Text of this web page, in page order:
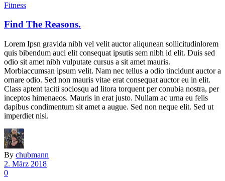
Fitness
Find The Reasons.
Lorem Ipsn gravida nibh vel velit auctor aliqunean sollicitudinlorem
quis bibendum auci elit consequat ipsutis sem nibh id elit. Duis sed
odio sit amet nibh vulputate cursus a sit amet mauris.
Morbiaccumsan ipsum velit. Nam nec tellus a odio tincidunt auctor a
ornare odio. Sed non mauris vitae erat consequat auctor eu in elit.
Class aptent taciti sociosqu ad litora torquent per conubia nostra, per
inceptos himenaeos. Mauris in erat justo. Nullam ac urna eu felis
dapibus condimentum sit amet a augue. Sed non neque elit. Sed ut
imperdiet nisi.
By chubmann
2. März 2018
0